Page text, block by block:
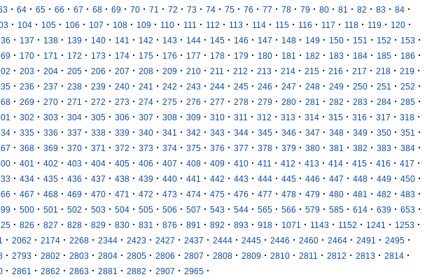
· 64 · 65 · 66 · 67 · 68 · 69 · 70 · 71 · 72 · 73 · 74 · 75 · 76 · 77 · 78 · 79 · 80 · 81 · 82 · 83 · 84 ·
· 104 · 105 · 106 · 107 · 108 · 109 · 110 · 111 · 112 · 113 · 114 · 115 · 116 · 117 · 118 · 119 · 120 ·
· 137 · 138 · 139 · 140 · 141 · 142 · 143 · 144 · 145 · 146 · 147 · 148 · 149 · 150 · 151 · 152 · 153 ·
· 170 · 171 · 172 · 173 · 174 · 175 · 176 · 177 · 178 · 179 · 180 · 181 · 182 · 183 · 184 · 185 · 186 ·
· 203 · 204 · 205 · 206 · 207 · 208 · 209 · 210 · 211 · 212 · 213 · 214 · 215 · 216 · 217 · 218 · 219 ·
· 236 · 237 · 238 · 239 · 240 · 241 · 242 · 243 · 244 · 245 · 246 · 247 · 248 · 249 · 250 · 251 · 252 ·
· 269 · 270 · 271 · 272 · 273 · 274 · 275 · 276 · 277 · 278 · 279 · 280 · 281 · 282 · 283 · 284 · 285 ·
· 302 · 303 · 304 · 305 · 306 · 307 · 308 · 309 · 310 · 311 · 312 · 313 · 314 · 315 · 316 · 317 · 318 ·
· 335 · 336 · 337 · 338 · 339 · 340 · 341 · 342 · 343 · 344 · 345 · 346 · 347 · 348 · 349 · 350 · 351 ·
· 368 · 369 · 370 · 371 · 372 · 373 · 374 · 375 · 376 · 377 · 378 · 379 · 380 · 381 · 382 · 383 · 384 ·
· 401 · 402 · 403 · 404 · 405 · 406 · 407 · 408 · 409 · 410 · 411 · 412 · 413 · 414 · 415 · 416 · 417 ·
· 434 · 435 · 436 · 437 · 438 · 439 · 440 · 441 · 442 · 443 · 444 · 445 · 446 · 447 · 448 · 449 · 450 ·
· 467 · 468 · 469 · 470 · 471 · 472 · 473 · 474 · 475 · 476 · 477 · 478 · 479 · 480 · 481 · 482 · 483 ·
· 500 · 501 · 502 · 503 · 504 · 505 · 506 · 507 · 543 · 544 · 565 · 566 · 579 · 585 · 614 · 639 · 653 ·
· 826 · 827 · 828 · 829 · 830 · 831 · 876 · 891 · 892 · 893 · 918 · 1071 · 1143 · 1152 · 1241 · 1253 ·
· 2062 · 2174 · 2268 · 2344 · 2423 · 2427 · 2437 · 2444 · 2445 · 2446 · 2460 · 2464 · 2491 · 2495 ·
· 2793 · 2802 · 2803 · 2804 · 2805 · 2806 · 2807 · 2808 · 2809 · 2810 · 2811 · 2812 · 2813 · 2814 ·
· 2861 · 2862 · 2863 · 2881 · 2882 · 2907 · 2965 ·